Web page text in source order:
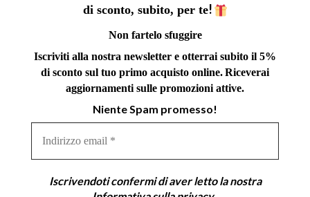
di sconto, subito, per te!
Non fartelo sfuggire
Iscriviti alla nostra newsletter e otterrai subito il 5%
di sconto sul tuo primo acquisto online.Riceverai
aggiornamenti sulle promozioni attive.
Niente Spam promesso!
email
Iscrivendoti confermi di aver letto la nostra